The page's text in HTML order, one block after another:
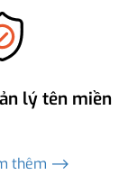
lý tên miền
thêm ⟶